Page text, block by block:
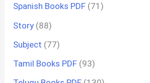
Spanish Books PDF (71)
Story (88)
Subject (77)
Tamil Books PDF (93)